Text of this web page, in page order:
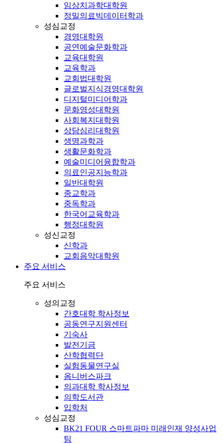
임상치과학대학원
정밀의료빅데이터학과
성심교정
경영대학원
공연예술문화학과
교육대학원
교육학과
교회법대학원
글로벌지식경영대학원
디지털미디어학과
문화영성대학원
사회복지대학원
상담심리대학원
생명과학과
생활문화학과
예술미디어융합학과
의료인공지능학과
일반대학원
종교학과
중독학과
한국어교육학과
행정대학원
성신교정
신학과
교회음악대학원
주요 서비스
주요 서비스
성의교정
간호대학 학사정보
공동연구지원센터
기숙사
발전기금
산학협력단
실험동물연구실
옴니버스파크
의과대학 학사정보
의학도서관
입학처
성심교정
BK21 FOUR 스마트파마 미래인재 양성사업
팀